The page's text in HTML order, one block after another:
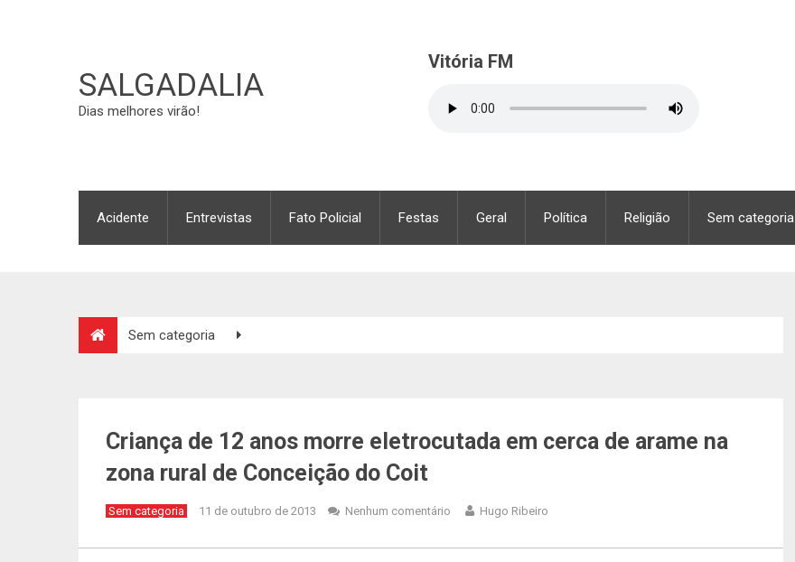
SALGADALIA
Dias melhores virão!
Vitória FM
Acidente Entrevistas Fato Policial Festas Geral Política Religião Sem categoria
Sem categoria
Criança de 12 anos morre eletrocutada em cerca de arame na
zona rural de Conceição do Coit
Sem categoria 11 de outubro de 2013 Nenhum comentário Hugo Ribeiro